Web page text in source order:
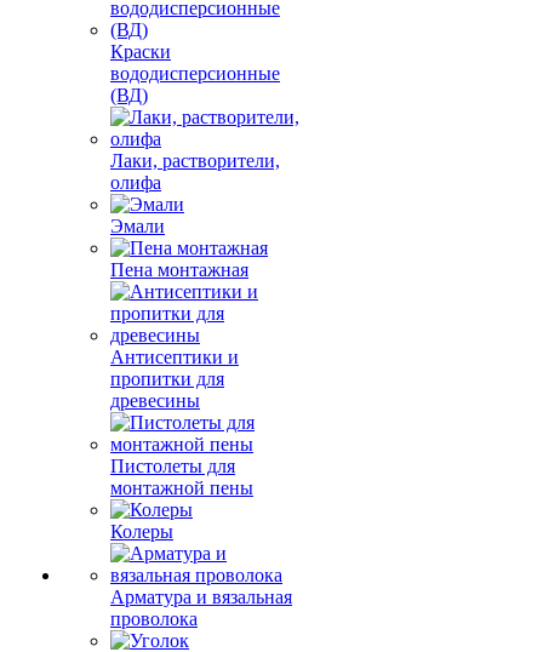
Краски
вододисперсионные
(ВД)
Лаки, растворители,
олифа
Эмали
Пена монтажная
Антисептики и
пропитки для
древесины
Пистолеты для
монтажной пены
Колеры
Арматура и вязальная
проволока